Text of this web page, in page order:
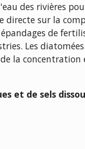
des rivières
sur la
de
Les
la concentration
et de sels